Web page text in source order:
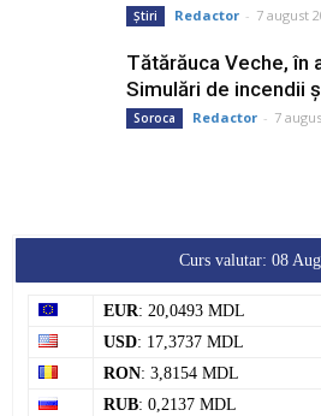
Știri Redactor - 7 august
Tătărăuca Veche, în
Simulări de incendii
Soroca Redactor - 7
Curs valutar: 08
EUR: 20,0493 MDL
USD: 17,3737 MDL
RON: 3,8154 MDL
RUB: 0,2137 MDL